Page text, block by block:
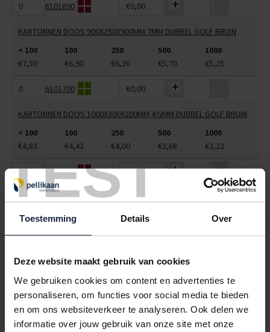
TEST
Toestemming Details Over
Deze website maakt gebruik van cookies
We gebruiken cookies om content en advertenties te
personaliseren, om functies voor social media te bieden
en om ons websiteverkeer te analyseren. Ook delen we
informatie over jouw gebruik van onze site met onze
6101690 €0,00
KARTONNEN DOOS 900X250X900MM 7MM DUBBEL GOLF BRUIN
< 100
100 250 500
1000
€7,50
€6,90 €6,30 €5,70 €5,25
6101700 €0,00
KARTONNEN DOOS 1000X300X200MM 4½MM DUBBEL GOLF BRUIN
< 100
100 250 500
1000
€4,83
€4,42 €4,00 €3,68 €3,22
6101715 €0,00
KARTONNEN DOOS 1000X400X150MM CB-ZWAAR BRUIN\BRUIN
6101725 €0,00
KARTONNEN DOOS 1000X500X500MM 7MM DUBBEL GOLF BRUIN
< 100
100 250 500
1000
€7,59
€7,15 €6,72 €6,28 €5,84